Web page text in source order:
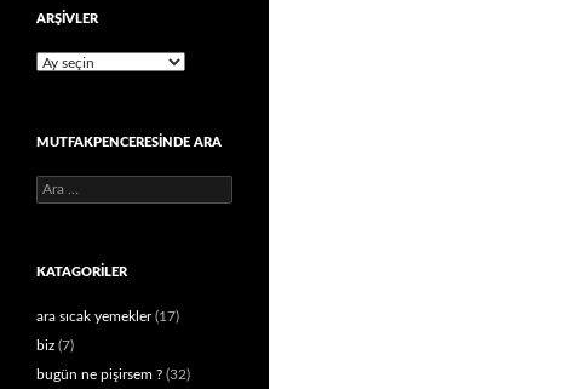
ARŞIVLER
Arşivler
MUTFAKPENCERESINDE ARA
Arama:
KATAGORILER
ara sıcak yemekler(17)
biz (7)
bugün ne pişirsem ? (32)